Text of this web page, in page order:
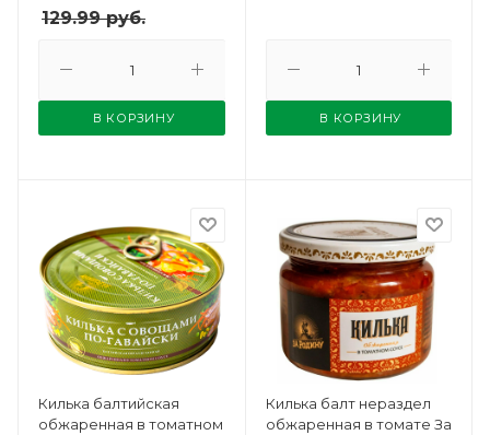
129.99руб.
В КОРЗИНУ В КОРЗИНУ
Килька балтийская
обжаренная в томатном
Килька балт нераздел
обжаренная в томате За